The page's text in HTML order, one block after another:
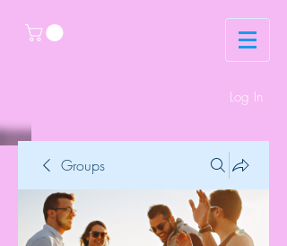
Log In
Groups